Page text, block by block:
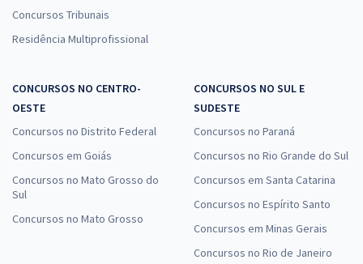
Concursos Tribunais
Residência Multiprofissional
CONCURSOS NO CENTRO-
OESTE
Concursos no Distrito Federal
Concursos em Goiás
Concursos no Mato Grosso do
Sul
Concursos no Mato Grosso
CONCURSOS NO SUL E
SUDESTE
Concursos no Paraná
Concursos no Rio Grande do Sul
Concursos em Santa Catarina
Concursos no Espírito Santo
Concursos em Minas Gerais
Concursos no Rio de Janeiro